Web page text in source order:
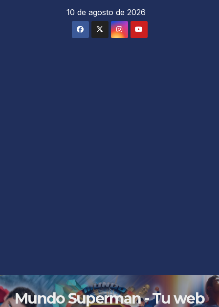
10 de agosto de 2026
Mundo Superman - Tu web